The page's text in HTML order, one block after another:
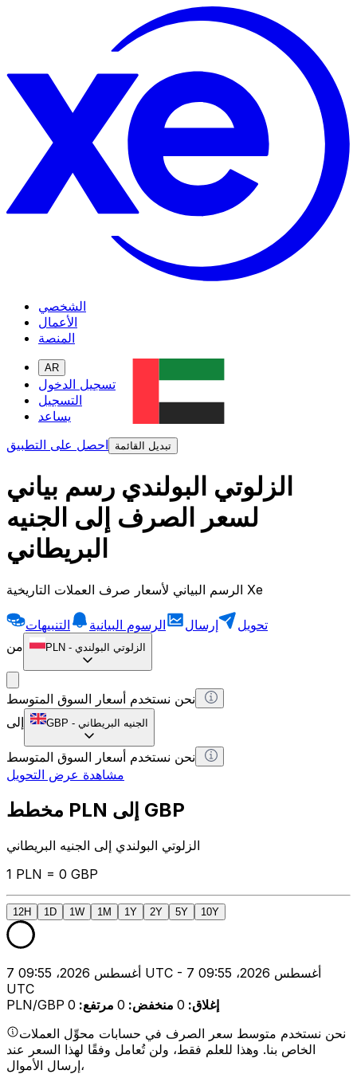
الشخصي
الأعمال
المنصة
AR
تسجيل الدخول
التسجيل
يساعد
احصل على التطبيق
تبديل القائمة
الزلوتي البولندي رسم بياني
لسعر الصرف إلى الجنيه
البريطاني
الرسم البياني لأسعار صرف العملات التاريخية Xe
تحويل إرسال الرسوم البيانية
التنبيهات
من
PLN - الزلوتي البولندي
نحن نستخدم أسعار السوق المتوسط
إلى
GBP - الجنيه البريطاني
نحن نستخدم أسعار السوق المتوسط
مشاهدة عرض التحويل
مخطط PLN إلى GBP
الزلوتي البولندي إلى الجنيه البريطاني
1 PLN = 0 GBP
12H 1D 1W 1M 1Y 2Y 5Y 10Y
7 أغسطس 2026، 09:55 UTC - 7 أغسطس 2026، 09:55
UTC
PLN/GBP
إغلاق:
0 منخفض:
0 مرتفع:
0
نحن نستخدم متوسط سعر الصرف في حسابات محوِّل العملات
الخاص بنا. وهذا للعلم فقط، ولن تُعامل وفقًا لهذا السعر عند
إرسال الأموال،